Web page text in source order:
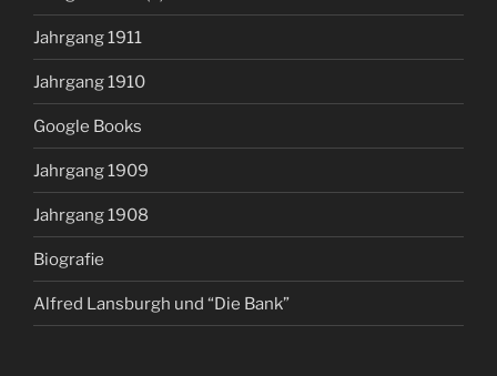
Jahrgang 1911
Jahrgang 1910
Google Books
Jahrgang 1909
Jahrgang 1908
Biografie
Alfred Lansburgh und “Die Bank”